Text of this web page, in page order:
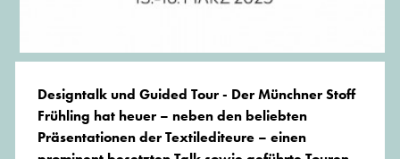
Designtalk und Guided Tour - Der Münchner Stoff
Frühling hat heuer – neben den beliebten
Präsentationen der Textilediteure – einen